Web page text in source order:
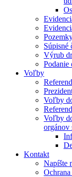
Súpisné
Výrub
Podanie
Voľby
Voľby
Voľby
orgánov
Kontakt
Napíšte